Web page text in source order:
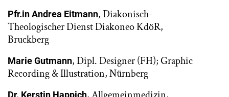
Pfr.in Andrea Eitmann, Diakonisch-
Theologischer Dienst Diakoneo KdöR,
Bruckberg
Marie Gutmann, Dipl. Designer (FH); Graphic
Recording & Illustration, Nürnberg
Dr. Kerstin Happich